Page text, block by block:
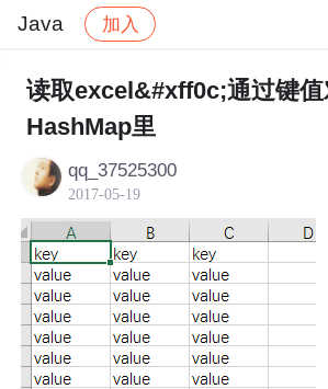
Java 加入
社区 Java 帖子详情
读取excel&#xff0c;通过键值
HashMap里
qq_37525300
2017-05-19